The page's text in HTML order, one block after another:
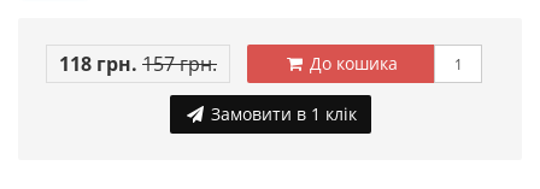
118 грн. 157 грн. До кошика
Замовити в 1 клік